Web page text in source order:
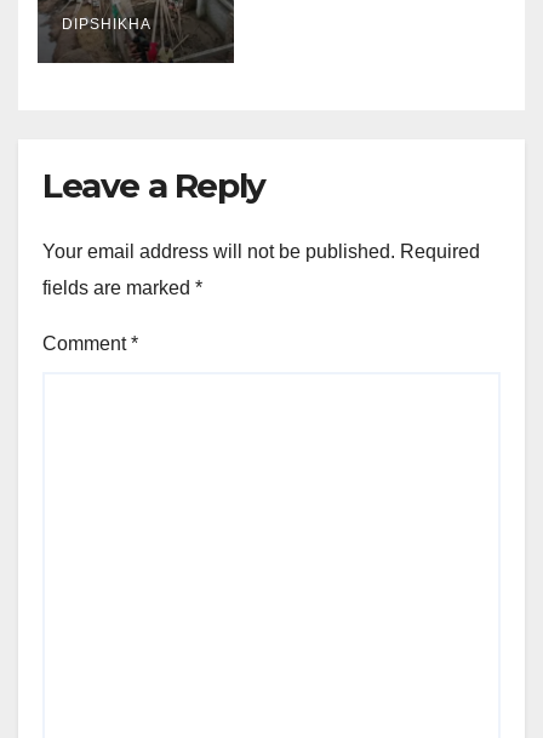
DIPSHIKHA
Leave a Reply
Your email address will not be published. Required
fields are marked *
Comment*